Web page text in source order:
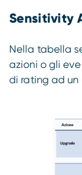
Sensitivity
Nella tabella
azioni o gli
di rating ad un